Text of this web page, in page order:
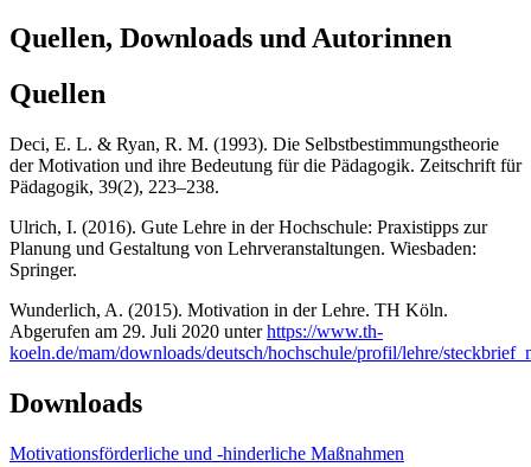
Quellen, Downloads und Autorinnen
Quellen
Deci, E. L. & Ryan, R. M. (1993). Die Selbstbestimmungstheorie
der Motivation und ihre Bedeutung für die Pädagogik. Zeitschrift für
Pädagogik, 39(2), 223–238.
Ulrich, I. (2016). Gute Lehre in der Hochschule: Praxistipps zur
Planung und Gestaltung von Lehrveranstaltungen. Wiesbaden:
Springer.
Wunderlich, A. (2015). Motivation in der Lehre. TH Köln.
Abgerufen am 29. Juli 2020 unterhttps://www.th-
koeln.de/mam/downloads/deutsch/hochschule/profil/lehre/
Downloads
Motivationsförderliche und -hinderliche Maßnahmen